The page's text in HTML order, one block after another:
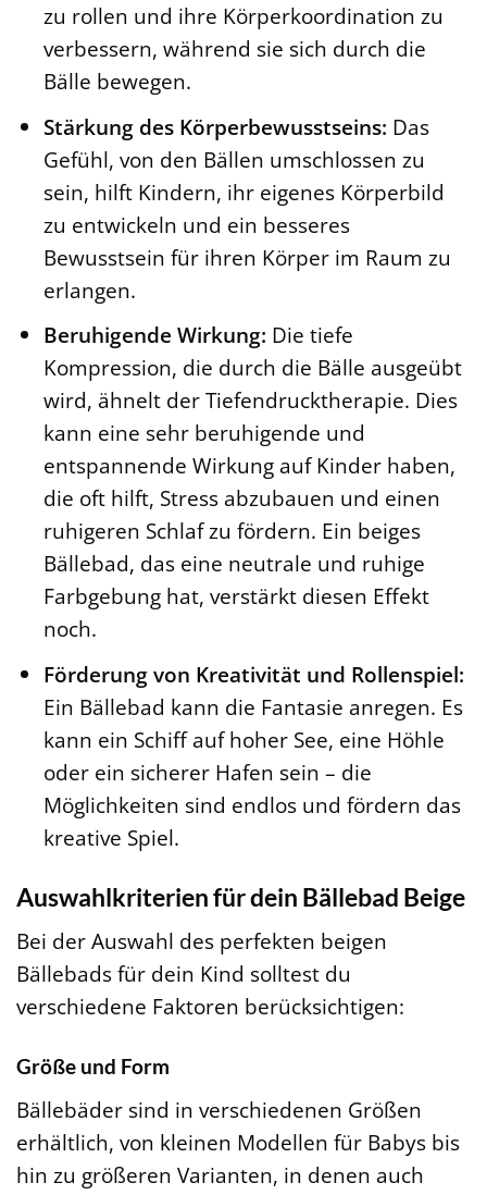
zu rollen und ihre Körperkoordination zu
verbessern, während sie sich durch die
Bälle bewegen.
Stärkung des Körperbewusstseins: Das
Gefühl, von den Bällen umschlossen zu
sein, hilft Kindern, ihr eigenes Körperbild
zu entwickeln und ein besseres
Bewusstsein für ihren Körper im Raum zu
erlangen.
Beruhigende Wirkung: Die tiefe
Kompression, die durch die Bälle ausgeübt
wird, ähnelt der Tiefendrucktherapie. Dies
kann eine sehr beruhigende und
entspannende Wirkung auf Kinder haben,
die oft hilft, Stress abzubauen und einen
ruhigeren Schlaf zu fördern. Ein beiges
Bällebad, das eine neutrale und ruhige
Farbgebung hat, verstärkt diesen Effekt
noch.
Förderung von Kreativität und Rollenspiel:
Ein Bällebad kann die Fantasie anregen. Es
kann ein Schiff auf hoher See, eine Höhle
oder ein sicherer Hafen sein – die
Möglichkeiten sind endlos und fördern das
kreative Spiel.
Auswahlkriterien für dein Bällebad Beige
Bei der Auswahl des perfekten beigen
Bällebads für dein Kind solltest du
verschiedene Faktoren berücksichtigen:
Größe und Form
Bällebäder sind in verschiedenen Größen
erhältlich, von kleinen Modellen für Babys bis
hin zu größeren Varianten, in denen auch